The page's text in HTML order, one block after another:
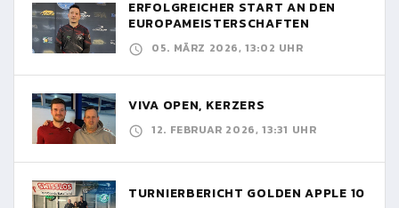
ERFOLGREICHER START AN DEN
EUROPAMEISTERSCHAFTEN
05. MÄRZ 2026, 13:02 UHR
VIVA OPEN, KERZERS
12. FEBRUAR 2026, 13:31 UHR
TURNIERBERICHT GOLDEN APPLE 10